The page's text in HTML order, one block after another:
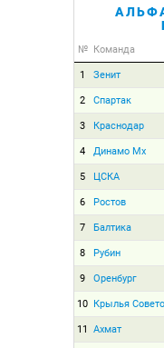
№ Команда
1 Зенит
2 Спартак
3 Краснодар
4 Динамо Мх
5 ЦСКА
6 Ростов
7 Балтика
8 Рубин
9 Оренбург
10 Крылья
11 Ахмат